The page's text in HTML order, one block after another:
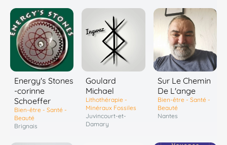
Energy's Stones
-corinne
Schoeffer
Bien-être - Santé -
Beauté
Brignais
Goulard
Michael
Lithothérapie -
Minéraux Fossiles
Juvincourt-et-
Damary
Sur Le Chemin
De L'ange
Bien-être - Santé -
Beauté
Nantes